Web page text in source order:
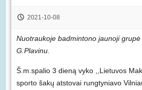
2021-10-08
Nuotraukoje badmintono jaunoji
G.Plavinu.
Š.m.spalio 3 dieną vyko ,,Lietuvos
sporto šakų atstovai rungtyniavo